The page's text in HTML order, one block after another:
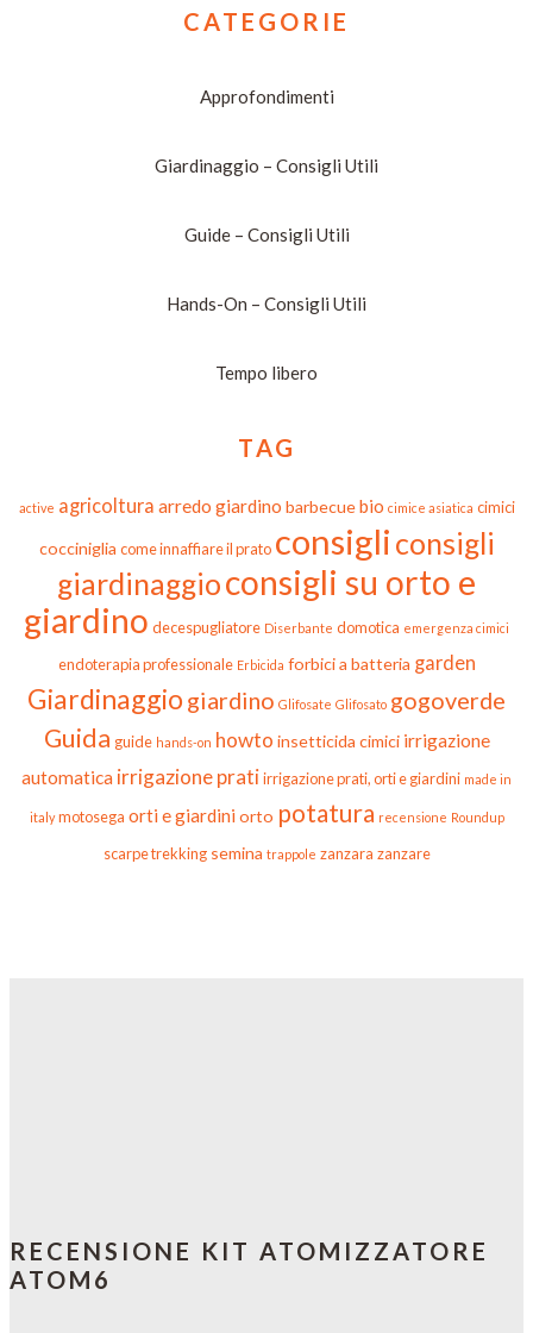
CATEGORIE
Approfondimenti
Giardinaggio – Consigli Utili
Guide – Consigli Utili
Hands-On – Consigli Utili
Tempo libero
TAG
active agricoltura arredo giardino barbecue bio cimice asiatica cimici
cocciniglia come innaffiare il prato consigli consigli
giardinaggioconsigli su orto e
giardino decespugliatore Diserbante domotica emergenza cimici
endoterapia professionale Erbicida forbici a batteria garden
Giardinaggio giardino Glifosate Glifosato gogoverde
Guida guide hands-on howto insetticida cimici irrigazione
automatica irrigazione pratiirrigazione prati, orti e giardini made in
italy motosega orti e giardini orto potatura recensione Roundup
scarpe trekking semina trappole zanzara zanzare
RECENSIONE KIT ATOMIZZATORE
ATOM6